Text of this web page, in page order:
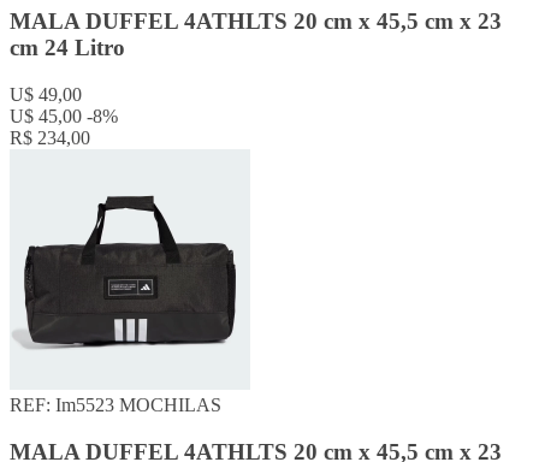
MALA DUFFEL 4ATHLTS 20 cm x 45,5 cm x 23
cm 24 Litro
U$ 49,00
U$ 45,00 -8%
R$ 234,00
REF: Im5523 MOCHILAS
MALA DUFFEL 4ATHLTS 20 cm x 45,5 cm x 23